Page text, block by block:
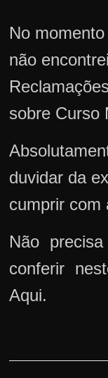
No
não
sobre Curso
duvidar da
cumprir com
Não
conferir
Aqui.